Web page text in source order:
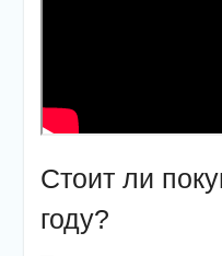
Стоит ли
году?